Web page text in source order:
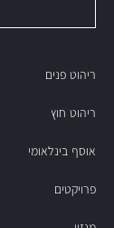
ריהוט פנים
ריהוט חוץ
אוסף בינלאומי
פרויקטים